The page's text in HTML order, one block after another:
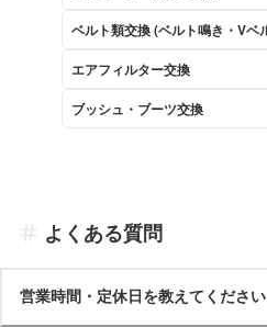
ベルト類交換 (ベルト鳴き・Vベ
エアフィルター交換
ブッシュ・ブーツ交換
よくある質問
営業時間・定休日を教えてください